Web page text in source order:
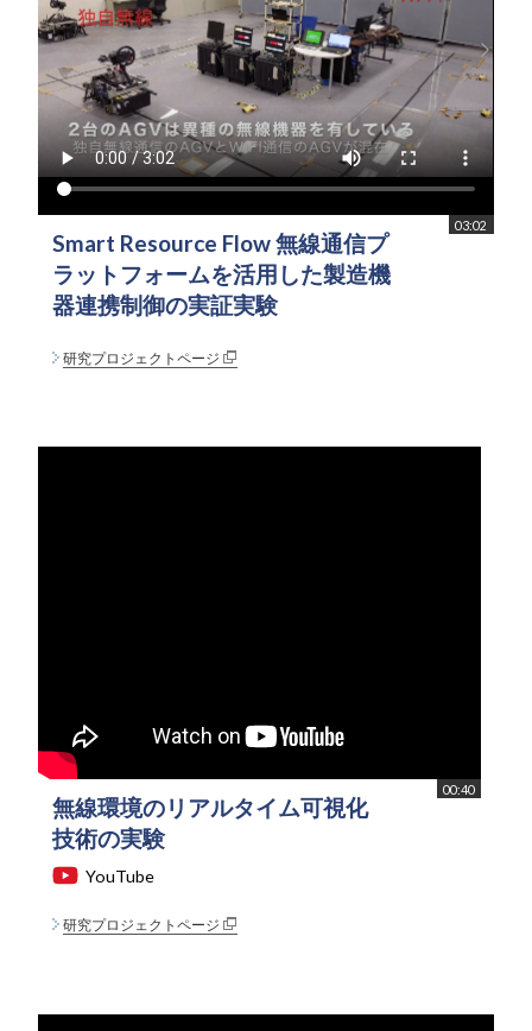
03:02
Smart Resource Flow 無線通信プ
ラットフォームを活用した製造機
器連携制御の実証実験
研究プロジェクトページ
00:40
無線環境のリアルタイム可視化
技術の実験
YouTube
研究プロジェクトページ